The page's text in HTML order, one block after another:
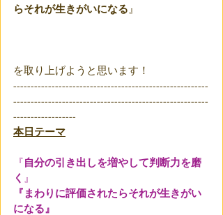
らそれが生きがいになる 』
を取り上げようと思います！
--------------------------------------------------------
--------------------------------------------------------
------------------
本日テーマ
『自分の引き出しを増やして判断力を磨
く 』
『まわりに評価されたらそれが生きがい
になる』